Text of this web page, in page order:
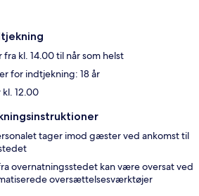
kl. 14.00 til når som helst
for indtjekning: 18 år
12.00
tager imod gæster ved ankomst til
overnatningsstedet kan være oversat ved
oversættelsesværktøjer